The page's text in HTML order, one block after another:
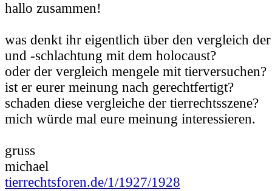
hallo zusammen!
was denkt ihr eigentlich über den vergleich
und -schlachtung mit dem holocaust?
oder der vergleich mengele mit tierversuchen?
ist er eurer meinung nach gerechtfertigt?
schaden diese vergleiche der tierrechtsszene?
mich würde mal eure meinung interessieren.
gruss
michael
tierrechtsforen.de/1/1927/1928